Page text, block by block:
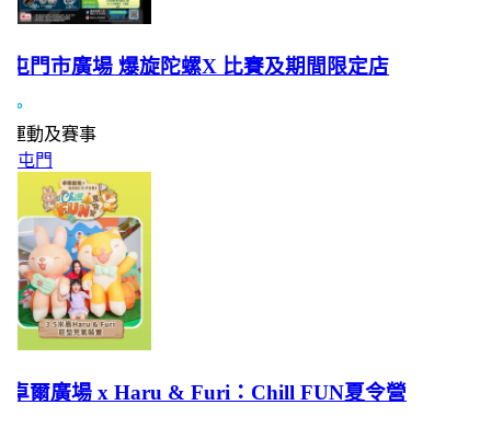
門市廣場 爆旋陀螺X 比賽及期間限定店
動及賽事
屯門
爾廣場 x Haru & Furi：Chill FUN夏令營